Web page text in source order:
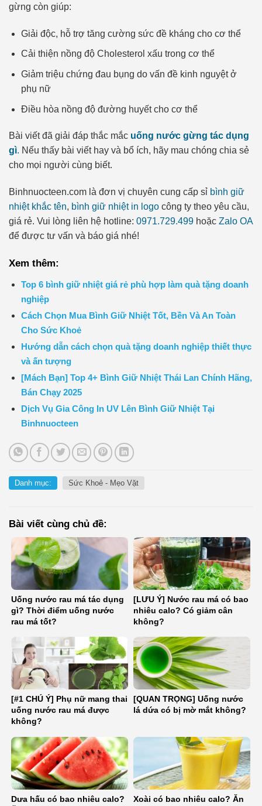
gừng còn giúp:
Giải độc, hỗ trợ tăng cường sức đề kháng cho cơ thể
Cải thiện nồng độ Cholesterol xấu trong cơ thể
Giảm triệu chứng đau bụng do vấn đề kinh nguyệt ở
phụ nữ
Điều hòa nồng độ đường huyết cho cơ thể
Bài viết đã giải đáp thắc mắc uống nước gừng tác dụng
gì. Nếu thấy bài viết hay và bổ ích, hãy mau chóng chia sẻ
cho mọi người cùng biết.
Binhnuocteen.com là đơn vị chuyên cung cấp sỉ bình giữ
nhiệt khắc tên, bình giữ nhiệt in logo công ty theo yêu cầu,
giá rẻ. Vui lòng liên hệ hotline: 0971.729.499 hoặc Zalo OA
để được tư vấn và báo giá nhé!
Xem thêm:
Top 6 bình giữ nhiệt giá rẻ phù hợp làm quà tặng doanh
nghiệp
Cách Chọn Mua Bình Giữ Nhiệt Tốt, Bền Và An Toàn
Cho Sức Khoẻ
Hướng dẫn cách chọn quà tặng doanh nghiệp thiết thực
và ấn tượng
[Mách Bạn] Top 4+ Bình Giữ Nhiệt Thái Lan Chính Hãng,
Bán Chạy 2025
Dịch Vụ Gia Công In UV Lên Bình Giữ Nhiệt Tại
Binhnuocteen
Danh mục: Sức Khoẻ - Mẹo Vặt
Bài viết cùng chủ đề:
Uống nước rau má tác dụng
gì? Thời điểm uống nước
rau má tốt?
[LƯU Ý] Nước rau má có bao
nhiêu calo? Có giảm cân
không?
[#1 CHÚ Ý] Phụ nữ mang thai
uống nước rau má được
không?
[QUAN TRỌNG] Uống nước
lá dứa có bị mờ mắt không?
Dưa hấu có bao nhiêu calo?
Xoài có bao nhiêu calo? Ăn